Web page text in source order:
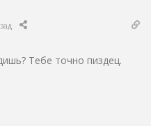
Тебе точно пиздец.